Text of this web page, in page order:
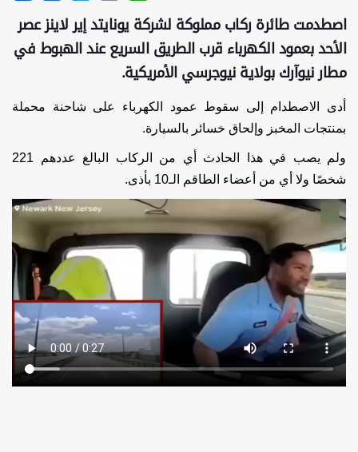
اصطدمت طائرة ركاب مملوكة لشركة يونايتد إير لاينز عصر
الأحد بعمود الكهرباء قرب الطريق السريع عند الهبوط في
مطار نيوآرك بولاية نيوجرسي الأمريكية.
أدى الاصطدام إلى سقوط عمود الكهرباء على شاحنة محملة
بمنتجات المخبز وإلحاق خسائر بالسيارة.
ولم يصب في هذا الحادث أي من الركاب البالغ عددهم 221
شخصًا ولا أي من أعضاء الطاقم الـ10 بأذى.